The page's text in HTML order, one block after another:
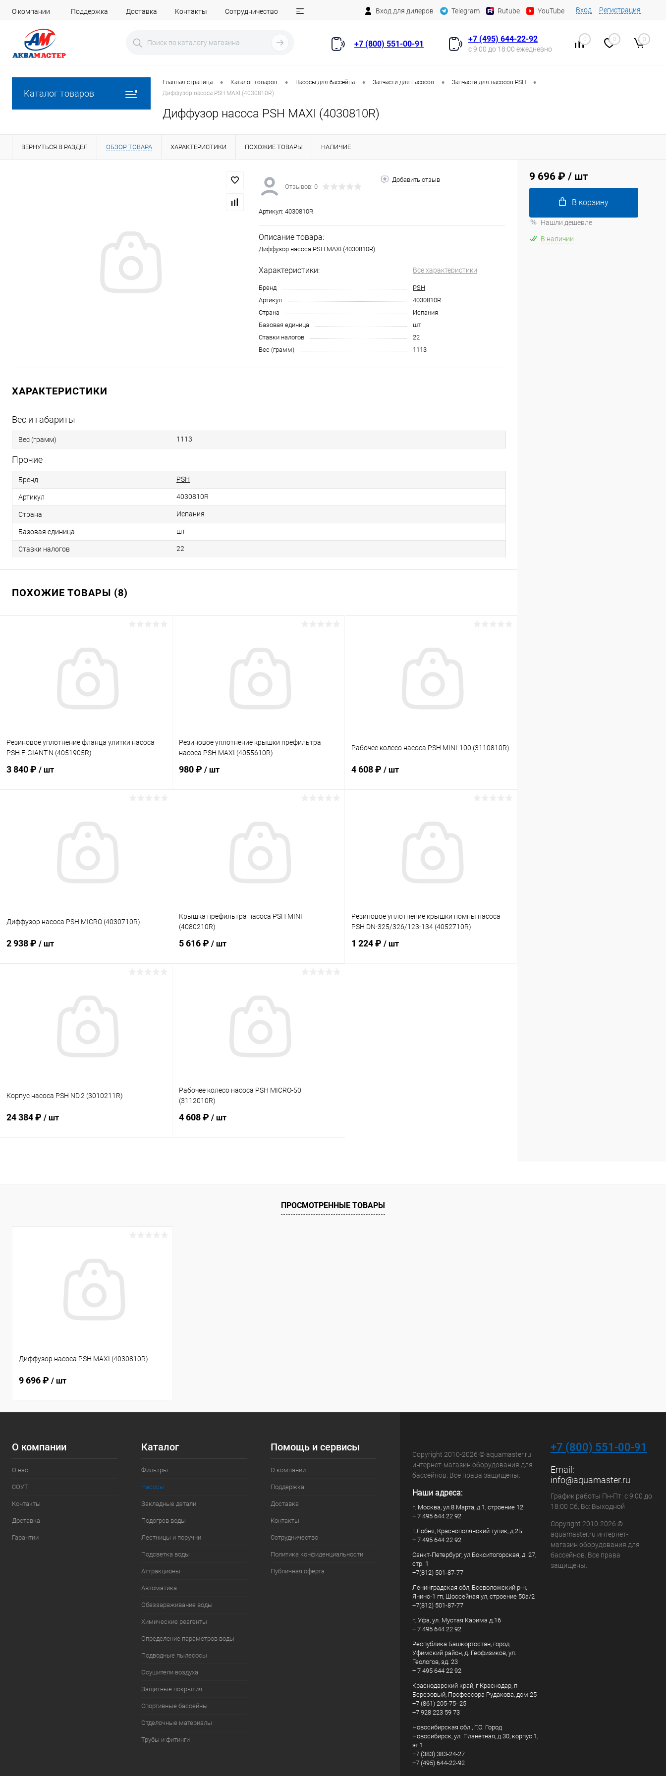
О компании Поддержка Доставка Контакты Сотрудничество Вход для дилеров Telegram Rutube YouTube Вход Регистрация
+7 (800) 551-00-91
+7 (495) 644-22-92
с 9:00 до 18:00 ежедневно
0 0 0
Каталог товаров
Главная страница • Каталог товаров • Насосы для бассейна • Запчасти для насосов • Запчасти для насосов PSH •
Диффузор насоса PSH MAXI (4030810R)
Диффузор насоса PSH MAXI (4030810R)
ВЕРНУТЬСЯ В РАЗДЕЛ ОБЗОР ТОВАРА ХАРАКТЕРИСТИКИ ПОХОЖИЕ ТОВАРЫ НАЛИЧИЕ
Отзывов: 0
Добавить отзыв
Артикул: 4030810R
Описание товара:
Диффузор насоса PSH MAXI (4030810R)
Характеристики: Все характеристики
Бренд
PSH
Артикул
4030810R
Страна
Испания
Базовая единица
шт
Ставки налогов
22
Вес (грамм)
1113
ХАРАКТЕРИСТИКИ
Вес и габариты
Вес (грамм) 1113
Прочие
Бренд PSH
Артикул 4030810R
Страна Испания
Базовая единица шт
Ставки налогов 22
ПОХОЖИЕ ТОВАРЫ (8)
Резиновое уплотнение фланца улитки насоса
PSH F-GIANT-N (4051905R)
3 840 ₽ / шт
Резиновое уплотнение крышки префильтра
насоса PSH MAXI (4055610R)
980 ₽ / шт
Рабочее колесо насоса PSH MINI-100 (3110810R)
4 608 ₽ / шт
Диффузор насоса PSH MICRO (4030710R)
2 938 ₽ / шт
Крышка префильтра насоса PSH MINI
(4080210R)
5 616 ₽ / шт
Резиновое уплотнение крышки помпы насоса
PSH DN-325/326/123-134 (4052710R)
1 224 ₽ / шт
Корпус насоса PSH ND.2 (3010211R)
24 384 ₽ / шт
В избранное
Рабочее колесо насоса PSH MICRO-50
(3112010R)
4 608 ₽ / шт
В избранное
В наличии
9 696 ₽ / шт
В корзину
Нашли дешевле
В наличии
ПРОСМОТРЕННЫЕ ТОВАРЫ
Диффузор насоса PSH MAXI (4030810R)
9 696 ₽ / шт
О компании
О нас
СОУТ
Контакты
Доставка
Гарантии
Каталог
Фильтры
Насосы
Закладные детали
Подогрев воды
Лестницы и поручни
Подсветка воды
Аттракционы
Автоматика
Обеззараживание воды
Химические реагенты
Определение параметров воды
Подводные пылесосы
Осушители воздуха
Защитные покрытия
Спортивные бассейны
Отделочные материалы
Трубы и фитинги
Помощь и сервисы
О компании
Поддержка
Доставка
Контакты
Сотрудничество
Политика конфиденциальности
Публичная оферта
Copyright 2010-2026 © aquamaster.ru
интернет-магазин оборудования для
бассейнов. Все права защищены.
Наши адреса:
г. Москва, ул.8 Марта, д.1, строение 12
+ 7 495 644 22 92
г.Лобня, Краснополянский тупик, д.2Б
+ 7 495 644 22 92
Санкт-Петербург, ул Бокситогорская, д. 27,
стр. 1
+7(812) 501-87-77
Ленинградская обл, Всеволожский р-н,
Янино-1 гп, Шоссейная ул, строение 50а/2
+7(812) 501-87-77
г. Уфа, ул. Мустая Карима д.16
+ 7 495 644 22 92
Республика Башкортостан, город
Уфимский район, д. Геофизиков, ул.
Геологов, зд. 23
+ 7 495 644 22 92
Краснодарский край, г Краснодар, п
Березовый, Профессора Рудакова, дом 25
+7 (861) 205-75- 25
+7 928 223 59 73
Новосибирская обл., Г.О. Город
Новосибирск, ул. Планетная, д.30, корпус 1,
эт.1.
+7 (383) 383-24-27
+7 (495) 644-22-92
+7 (800) 551-00-91
Email:
info@aquamaster.ru
График работы Пн-Пт: с 9:00 до
18:00 Сб, Вс: Выходной
Copyright 2010-2026 ©
aquamaster.ru интернет-
магазин оборудования для
бассейнов. Все права
защищены.